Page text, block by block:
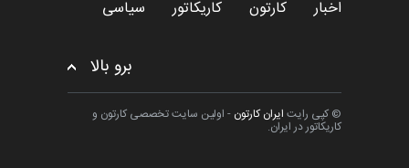
اخبار کارتون کاریکاتور سیاسی
برو بالا
© کپی رایت ایران کارتون - اولین سایت تخصصی کارتون و
کاریکاتور در ایران.